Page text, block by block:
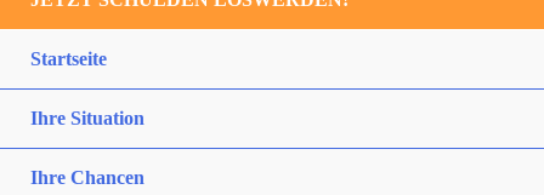
Startseite
Ihre Situation
Ihre Chancen